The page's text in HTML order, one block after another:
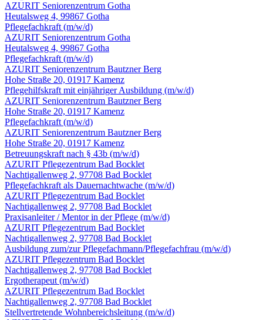
AZURIT Seniorenzentrum Gotha
Heutalsweg 4, 99867 Gotha
Pflegefachkraft (m/w/d)
AZURIT Seniorenzentrum Gotha
Heutalsweg 4, 99867 Gotha
Pflegefachkraft (m/w/d)
AZURIT Seniorenzentrum Bautzner Berg
Hohe Straße 20, 01917 Kamenz
Pflegehilfskraft mit einjähriger Ausbildung (m/w/d)
AZURIT Seniorenzentrum Bautzner Berg
Hohe Straße 20, 01917 Kamenz
Pflegefachkraft (m/w/d)
AZURIT Seniorenzentrum Bautzner Berg
Hohe Straße 20, 01917 Kamenz
Betreuungskraft nach § 43b (m/w/d)
AZURIT Pflegezentrum Bad Bocklet
Nachtigallenweg 2, 97708 Bad Bocklet
Pflegefachkraft als Dauernachtwache (m/w/d)
AZURIT Pflegezentrum Bad Bocklet
Nachtigallenweg 2, 97708 Bad Bocklet
Praxisanleiter / Mentor in der Pflege (m/w/d)
AZURIT Pflegezentrum Bad Bocklet
Nachtigallenweg 2, 97708 Bad Bocklet
Ausbildung zum/zur Pflegefachmann/Pflegefachfrau (m/w/d)
AZURIT Pflegezentrum Bad Bocklet
Nachtigallenweg 2, 97708 Bad Bocklet
Ergotherapeut (m/w/d)
AZURIT Pflegezentrum Bad Bocklet
Nachtigallenweg 2, 97708 Bad Bocklet
Stellvertretende Wohnbereichsleitung (m/w/d)